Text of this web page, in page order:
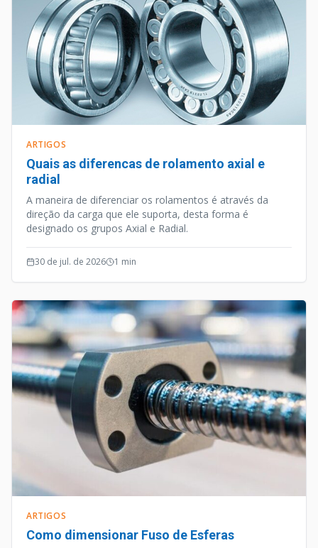
ARTIGOS
Quais as diferencas de rolamento axial e
radial
A maneira de diferenciar os rolamentos é através da
direção da carga que ele suporta, desta forma é
designado os grupos Axial e Radial.
30 de jul. de 2026 1 min
ARTIGOS
Como dimensionar Fuso de Esferas